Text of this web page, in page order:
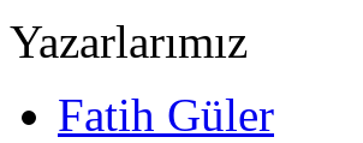
Yazarlarımız
Fatih Güler